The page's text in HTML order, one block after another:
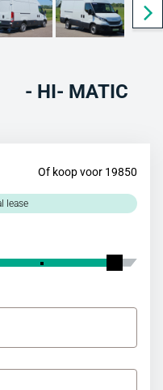
- HI- MATIC
Of koop voor 19850
lease